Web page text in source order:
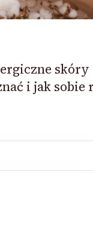
i jak sobie